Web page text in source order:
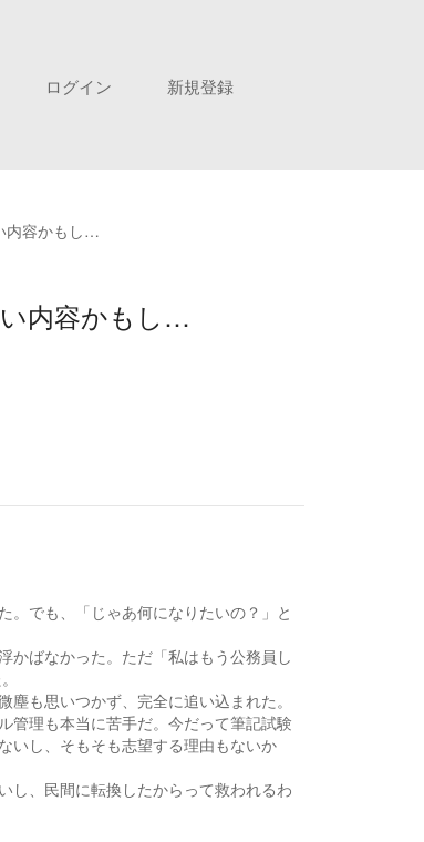
ログイン
新規登録
内容かもし…
内容かもし…
。でも、「じゃあ何になりたいの？」と
かばなかった。ただ「私はもう公務員し
も思いつかず、完全に追い込まれた。
管理も本当に苦手だ。今だって筆記試験
いし、そもそも志望する理由もないか
し、民間に転換したからって救われるわ